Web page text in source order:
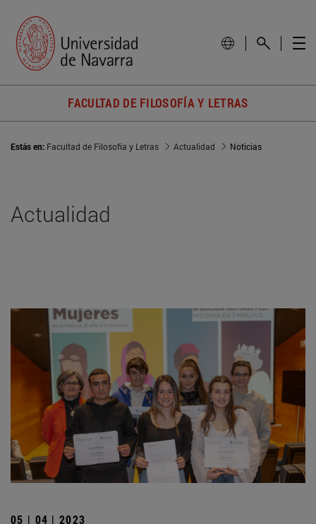
FACULTAD DE FILOSOFÍA Y LETRAS
Estás en: Facultad de Filosofía y Letras Actualidad Noticias
Actualidad
05 | 04 | 2023